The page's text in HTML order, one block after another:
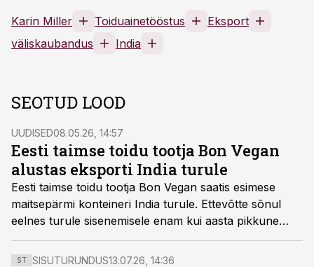
Karin Miller Toiduainetööstus
Eksport
väliskaubandus
India
SEOTUD LOOD
UUDISED08.05.26, 14:57
Eesti taimse toidu tootja Bon Vegan
alustas eksporti India turule
Eesti taimse toidu tootja Bon Vegan saatis esimese
maitsepärmi konteineri India turule. Ettevõtte sõnul
eelnes turule sisenemisele enam kui aasta pikkune
ettevalmistus, partnerite otsing ja läbirääkimised.
ST SISUTURUNDUS13.07.26, 14:36